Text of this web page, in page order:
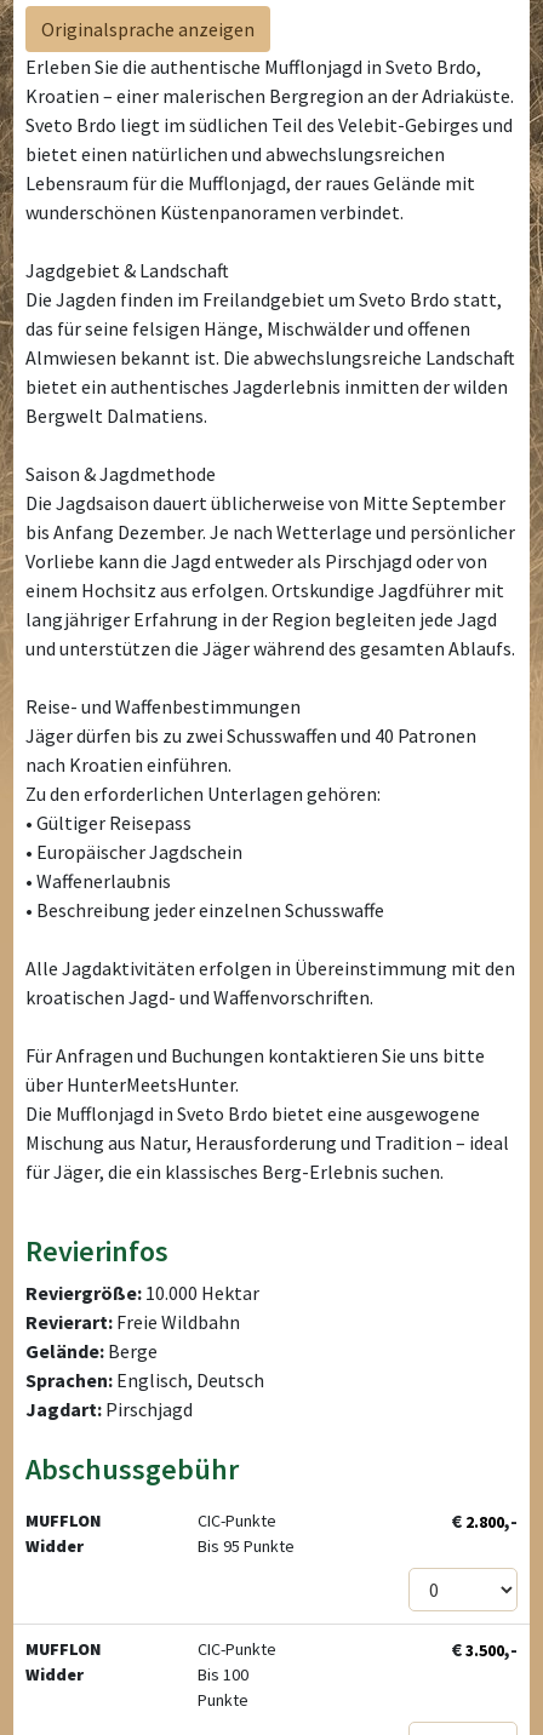
Originalsprache anzeigen
Erleben Sie die authentische Mufflonjagd in Sveto Brdo,
Kroatien – einer malerischen Bergregion an der Adriaküste.
Sveto Brdo liegt im südlichen Teil des Velebit-Gebirges und
bietet einen natürlichen und abwechslungsreichen
Lebensraum für die Mufflonjagd, der raues Gelände mit
wunderschönen Küstenpanoramen verbindet.
Jagdgebiet & Landschaft
Die Jagden finden im Freilandgebiet um Sveto Brdo statt,
das für seine felsigen Hänge, Mischwälder und offenen
Almwiesen bekannt ist. Die abwechslungsreiche Landschaft
bietet ein authentisches Jagderlebnis inmitten der wilden
Bergwelt Dalmatiens.
Saison & Jagdmethode
Die Jagdsaison dauert üblicherweise von Mitte September
bis Anfang Dezember. Je nach Wetterlage und persönlicher
Vorliebe kann die Jagd entweder als Pirschjagd oder von
einem Hochsitz aus erfolgen. Ortskundige Jagdführer mit
langjähriger Erfahrung in der Region begleiten jede Jagd
und unterstützen die Jäger während des gesamten Ablaufs.
Reise- und Waffenbestimmungen
Jäger dürfen bis zu zwei Schusswaffen und 40 Patronen
nach Kroatien einführen.
Zu den erforderlichen Unterlagen gehören:
• Gültiger Reisepass
• Europäischer Jagdschein
• Waffenerlaubnis
• Beschreibung jeder einzelnen Schusswaffe
Alle Jagdaktivitäten erfolgen in Übereinstimmung mit den
kroatischen Jagd- und Waffenvorschriften.
Für Anfragen und Buchungen kontaktieren Sie uns bitte
über HunterMeetsHunter.
Die Mufflonjagd in Sveto Brdo bietet eine ausgewogene
Mischung aus Natur, Herausforderung und Tradition – ideal
für Jäger, die ein klassisches Berg-Erlebnis suchen.
Revierinfos
Reviergröße: 10.000 Hektar
Revierart: Freie Wildbahn
Gelände: Berge
Sprachen: Englisch, Deutsch
Jagdart: Pirschjagd
Abschussgebühr
MUFFLON
Widder
CIC-Punkte
Bis 95 Punkte
€ 2.800,-
MUFFLON
Widder
CIC-Punkte
Bis 100
Punkte
€3.500,-